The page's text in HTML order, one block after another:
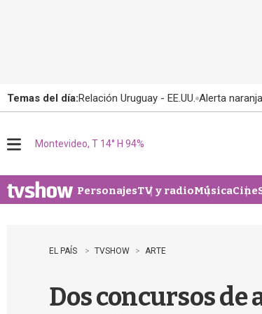
Temas del día:Relación Uruguay - EE.UU. Alerta naranja
u
Montevideo, T 14° H 94%
PersonajesTV y radioMúsicaCine
EL PAÍS TVSHOW ARTE
Dos concursos